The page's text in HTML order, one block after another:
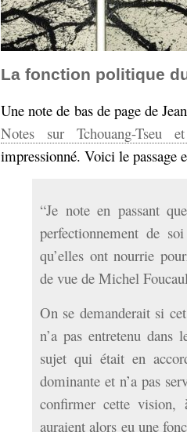
La fonction politique
Une note de bas de page de
Notes sur Tchouang-Tseu
impressionné. Voici le passage
“Je note en passant
perfectionnement de
qu’elles ont nourrie
de vue de Michel
On se demanderait si
n’a pas entretenu dans
sujet qui était en
dominante et n’a pas
confirmer cette vision,
auraient alors eu une